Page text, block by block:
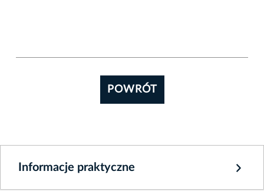
POWRÓT
Informacje praktyczne